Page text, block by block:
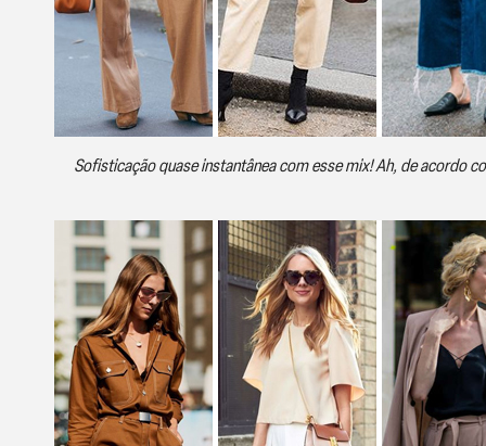
Sofisticação quase instantânea com esse mix! Ah, de acordo